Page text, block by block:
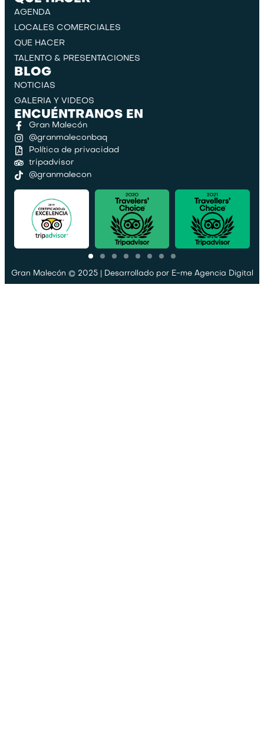
AGENDA
LOCALES COMERCIALES
QUE HACER
TALENTO & PRESENTACIONES
BLOG
NOTICIAS
GALERIA Y VIDEOS
ENCUÉNTRANOS EN
Gran Malecón
@granmaleconbaq
Política de privacidad
tripadvisor
@granmalecon
Gran Malecón © 2025 | Desarrollado por E-me Agencia Digital